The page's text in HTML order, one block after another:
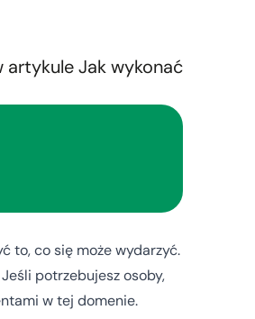
artykuleJak wykonać
to, co się może wydarzyć.
potrzebujesz osoby,
w tej domenie.